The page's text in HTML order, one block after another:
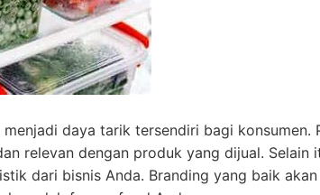
daya tarik tersendiri bagi konsumen.
relevan dengan produk yang dijual. Selain
dari bisnis Anda. Branding yang baik